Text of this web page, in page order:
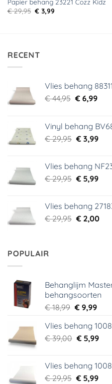
€29,95 Oorspronkelijke
prijs
€ 3,99Huidige
RECENT
Vlies behang
€44,95
€ 44,95.
€6,99
€
Vinyl behang
€29,95
€ 29,95.
€3,99
€
Vlies behang
€29,95
€ 29,95.
€5,99
€
Vlies behang
€29,95 €2,00
POPULAIR
Behanglijm
behangsoorten
€18,99
was:
€ 18,99.
€9,99
is:
€
Vlies behang
€39,00
€ 39,00.
€5,99
€
Vlies behang
€29,95 €5,99